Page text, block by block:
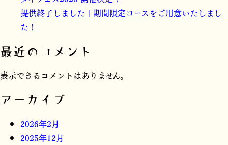
提供終了しました｜期間限定コースをご用意いたしまし
た！
最近のコメント
表示できるコメントはありません。
アーカイブ
2026年2月
2025年12月